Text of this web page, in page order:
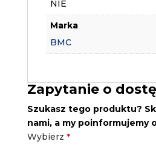
NIE
Marka
BMC
Zapytanie o
Szukasz tego produktu?
nami, a my poinformujemy
Wybierz *